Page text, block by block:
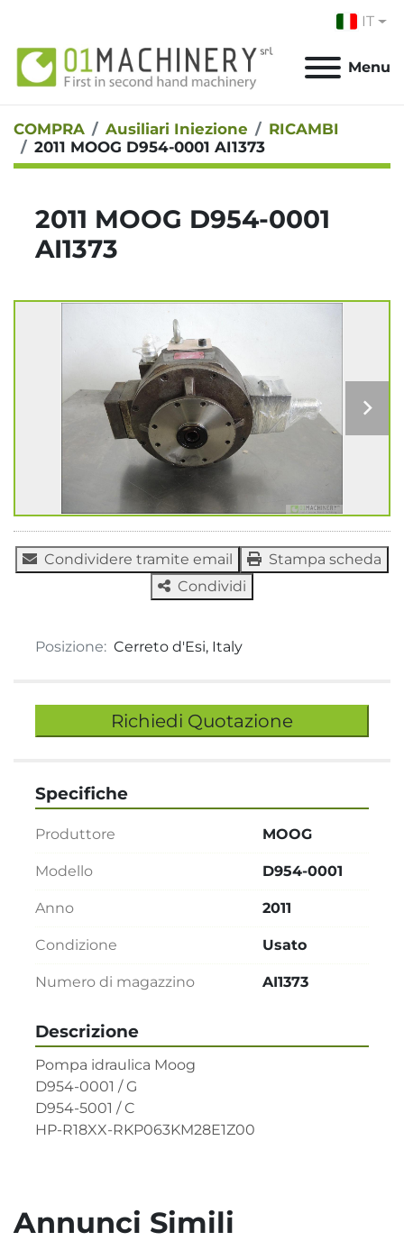
IT
Menu
COMPRA Ausiliari Iniezione
RICAMBI
2011 MOOG D954-0001 AI1373
2011 MOOG D954-0001
AI1373
Condividere tramite email
Stampa scheda
Condividi
Posizione: Cerreto d'Esi, Italy
Richiedi Quotazione
Descrizione
Pompa idraulica Moog
D954-0001 / G
D954-5001 / C
HP-R18XX-RKP063KM28E1Z00
Specifiche
Produttore MOOG
Modello D954-0001
Anno 2011
Condizione Usato
Numero di magazzino AI1373
Annunci Simili